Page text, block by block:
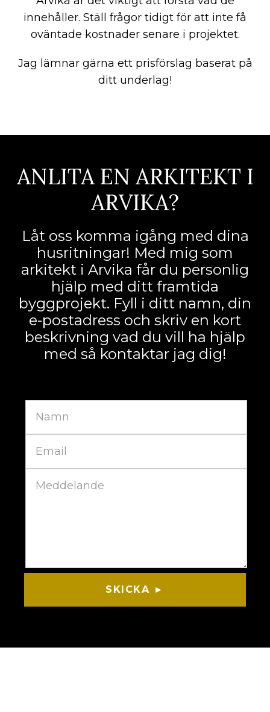
innehåller. Ställ frågor tidigt för att inte få
oväntade kostnader senare i projektet.
Jag lämnar gärna ett prisförslag baserat på
ditt underlag!
ANLITA EN ARKITEKT I
ARVIKA?
Låt oss komma igång med dina
husritningar! Med mig som
arkitekt i Arvika får du personlig
hjälp med ditt framtida
byggprojekt. Fyll i ditt namn, din
e-postadress och skriv en kort
beskrivning vad du vill ha hjälp
med så kontaktar jag dig!
SKICKA ►